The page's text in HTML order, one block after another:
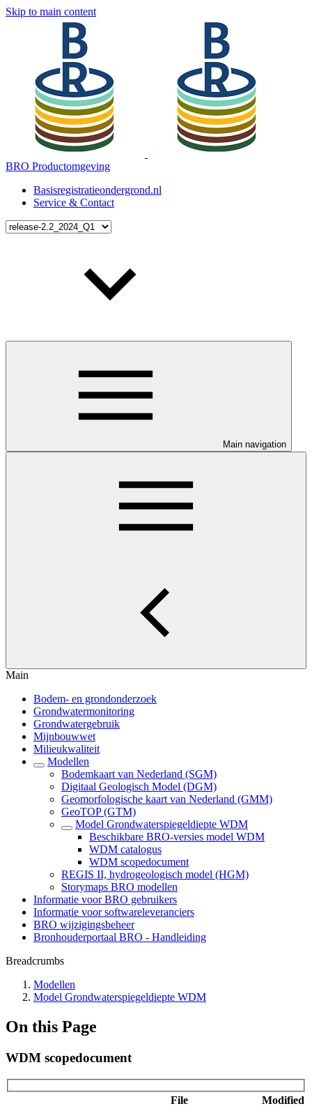
Skip to main content
BRO Productomgeving
Basisregistratieondergrond.nl
Service & Contact
Main navigation
Main
Bodem- en grondonderzoek
Grondwatermonitoring
Grondwatergebruik
Mijnbouwwet
Milieukwaliteit
Modellen
Bodemkaart van Nederland (SGM)
Digitaal Geologisch Model (DGM)
Geomorfologische kaart van Nederland (GMM)
GeoTOP (GTM)
Model Grondwaterspiegeldiepte WDM
Beschikbare BRO-versies model WDM
WDM catalogus
WDM scopedocument
REGIS II, hydrogeologisch model (HGM)
Storymaps BRO modellen
Informatie voor BRO gebruikers
Informatie voor softwareleveranciers
BRO wijzigingsbeheer
Bronhouderportaal BRO - Handleiding
Breadcrumbs
Modellen
Model Grondwaterspiegeldiepte WDM
On this Page
WDM scopedocument
File Modified